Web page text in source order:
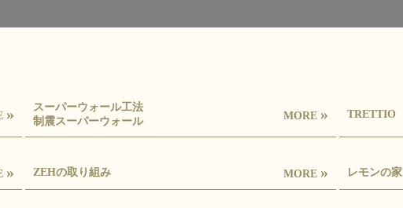
»
スーパーウォール工法
制震スーパーウォール
MORE » TRETTIO
» ZEHの取り組み MORE » レモンの家